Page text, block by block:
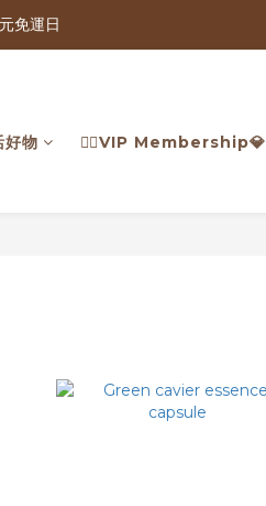
・植泌系列最低只要＄1980
免運日
好物 🙍‍♂️VIP Membership💎